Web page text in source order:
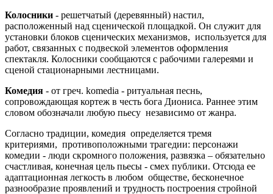
Колосники - решетчатый (деревянный) настил,
расположенный над сценической площадкой. Он служит для
установки блоков сценических механизмов, используется для
работ, связанных с подвеской элементов оформления
спектакля. Колосники сообщаются с рабочими галереями и
сценой стационарными лестницами.
Комедия - от греч. komedia - ритуальная песнь,
сопровождающая кортеж в честь бога Диониса. Раннее этим
словом обозначали любую пьесу независимо от жанра.
Согласно традиции, комедия определяется тремя
критериями, противоположными трагедии: персонажи
комедии - люди скромного положения, развязка – обязательно
счастливая, конечная цель пьесы - смех публики. Отсюда ее
адаптационная легкость в любом обществе, бесконечное
разнообразие проявлений и трудность построения стройной